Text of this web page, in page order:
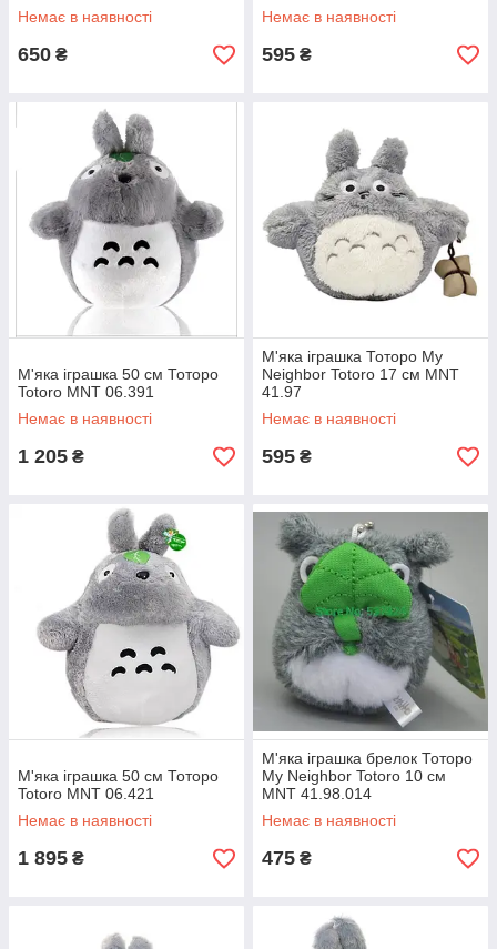
Немає в наявності
650 ₴
Немає в наявності
595 ₴
М'яка іграшка 50 см Тоторо
Totoro MNT 06.391
Немає в наявності
1 205 ₴
М'яка іграшка Тоторо My
Neighbor Totoro 17 см MNT
41.97
Немає в наявності
595 ₴
М'яка іграшка 50 см Тоторо
Totoro MNT 06.421
Немає в наявності
1 895 ₴
М'яка іграшка брелок Тоторо
My Neighbor Totoro 10 см
MNT 41.98.014
Немає в наявності
475 ₴